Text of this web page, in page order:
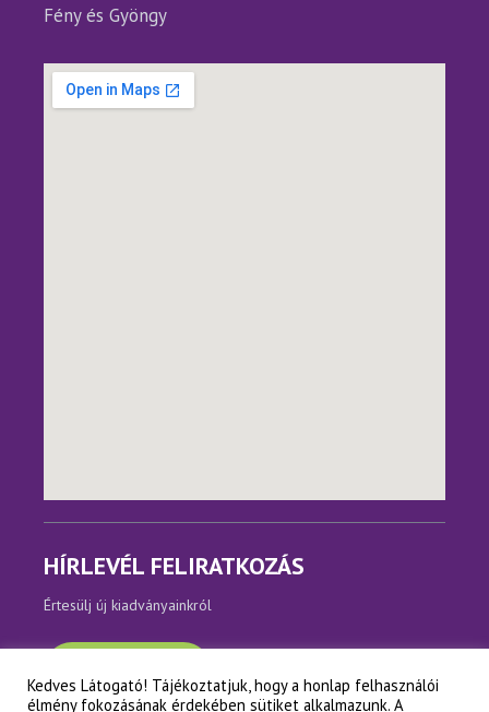
Fény és Gyöngy
HÍRLEVÉL FELIRATKOZÁS
Értesülj új kiadványainkról
Kedves Látogató! Tájékoztatjuk, hogy a honlap felhasználói
élmény fokozásának érdekében sütiket alkalmazunk. A